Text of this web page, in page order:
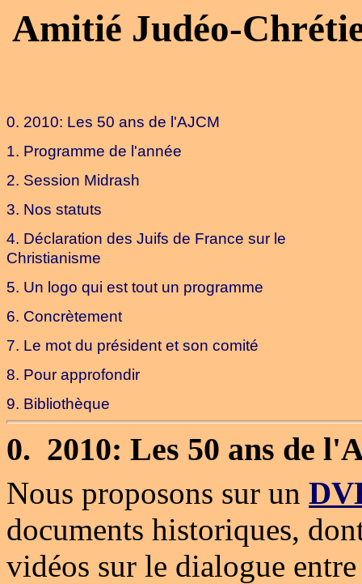
Amitié Judéo-
0. 2010: Les 50 ans de l'AJCM
1. Programme de l'année
2. Session Midrash
3. Nos statuts
4. Déclaration des Juifs de France sur le
Christianisme
5. Un logo qui est tout un programme
6. Concrètement
7. Le mot du président et son comité
8. Pour approfondir
9. Bibliothèque
0. 2010: Les 50 ans de
Nous proposons sur un
documents historiques,
vidéos sur le dialogue